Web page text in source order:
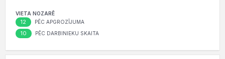
VIETA NOZARĒ
12 PĒC APGROZĪJUMA
10 PĒC DARBINIEKU SKAITA